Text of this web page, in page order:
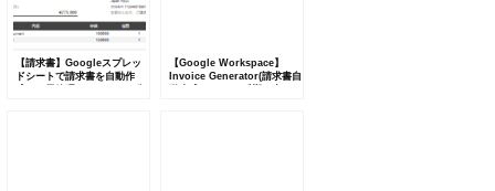
【請求書】Googleスプレッ
ドシートで請求書を自動作
【Google Workspace】
Invoice Generator(請求書自